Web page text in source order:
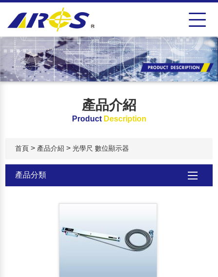
產品介紹
ProductDescription
首頁 > 產品介紹 >光學尺 數位顯示器
產品分類